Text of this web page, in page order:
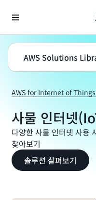
AWS Solutions
AWS for Internet of
사물 인터넷
다양한 사물 인터넷 사용
찾아보기
솔루션 살펴보기